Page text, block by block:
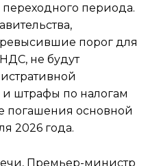
периода.
порог для
не будут
и штрафы по налогам
погашения основной
2026 года.
Премьер-министр